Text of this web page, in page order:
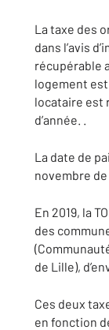
La taxe des
dans l’avis
récupérable
logement
locataire est
d’année. .
La date de
novembre
En 2019, la
des
de Lille),
Ces deux
en fonction